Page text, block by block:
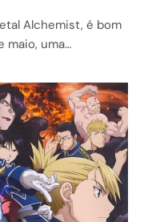
Alchemist, é bom
maio, uma…